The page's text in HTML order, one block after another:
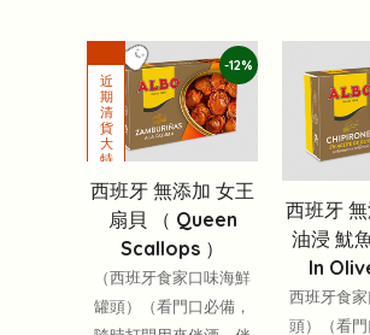
-12%
西班牙 無添加 女王
扇貝 （ Queen
Scallops ）
（西班牙食家口味海鮮
罐頭）（看門口必備，
西班牙
油浸 魷
In
西班牙食
頭）（看